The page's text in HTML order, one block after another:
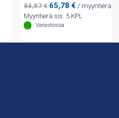
84,57€ Alkuperäinen
hinta
oli:
65,78€ Nykyinen
hinta
/ myyntierä
Myyntierä sis. 5 KPL
Varastossa